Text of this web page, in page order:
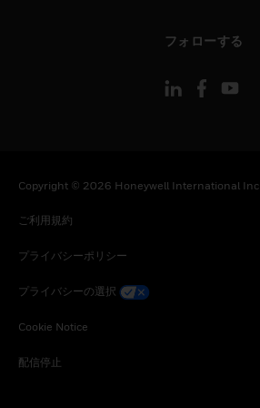
フォローする
Copyright © 2026 Honeywell International Inc
ご利用規約
プライバシーポリシー
プライバシーの選択
Cookie Notice
配信停止